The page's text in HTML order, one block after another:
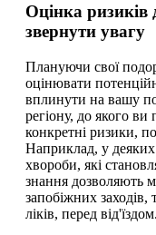
Оцінка
звернути увагу
Плануючи свої
оцінювати
вплинути на вашу
регіону, до якого
конкретні ризики,
Наприклад, у
хвороби, які
знання дозволяють
запобіжних
ліків, перед від'їздом.